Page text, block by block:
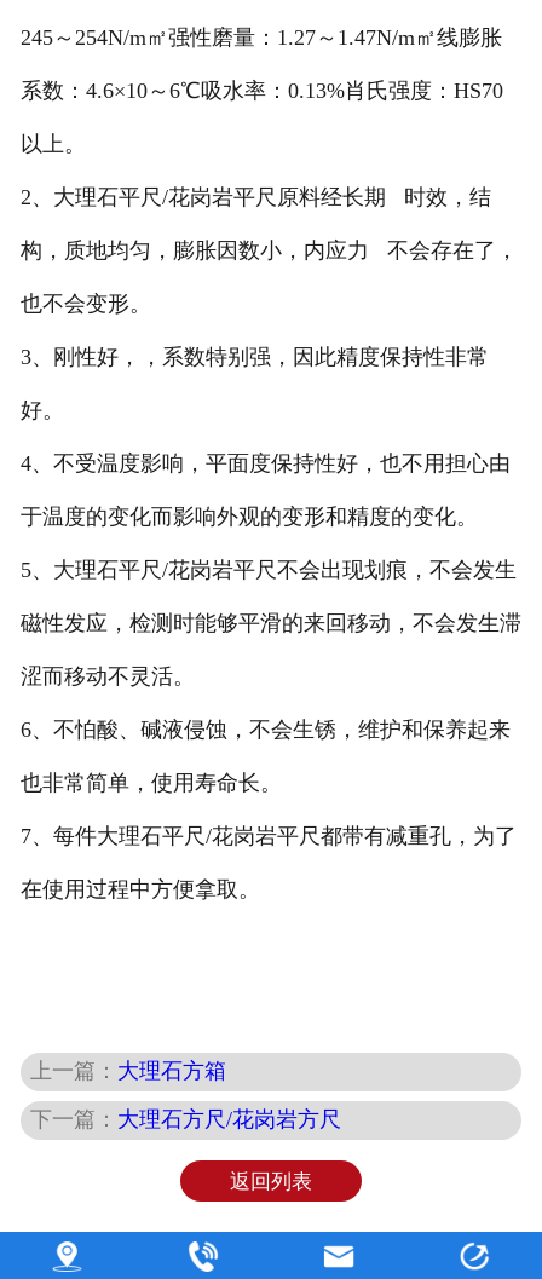
245～254N/m㎡强性磨量：1.27～1.47N/m㎡线膨胀
系数：4.6×10～6℃吸水率：0.13%肖氏强度：HS70
以上。
2、大理石平尺/花岗岩平尺原料经长期 时效，结
构，质地均匀，膨胀因数小，内应力 不会存在了，
也不会变形。
3、刚性好，，系数特别强，因此精度保持性非常
好。
4、不受温度影响，平面度保持性好，也不用担心由
于温度的变化而影响外观的变形和精度的变化。
5、大理石平尺/花岗岩平尺不会出现划痕，不会发生
磁性发应，检测时能够平滑的来回移动，不会发生滞
涩而移动不灵活。
6、不怕酸、碱液侵蚀，不会生锈，维护和保养起来
也非常简单，使用寿命长。
7、每件大理石平尺/花岗岩平尺都带有减重孔，为了
在使用过程中方便拿取。
上一篇： 大理石方箱
下一篇： 大理石方尺/花岗岩方尺
返回列表